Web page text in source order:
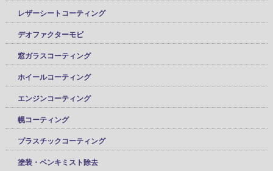
レザーシートコーティング
デオファクターモビ
窓ガラスコーティング
ホイールコーティング
エンジンコーティング
幌コーティング
プラスチックコーティング
塗装・ペンキミスト除去